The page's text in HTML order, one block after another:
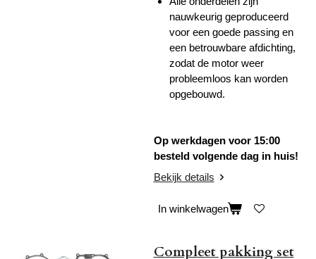
nauwkeurig geproduceerd
voor een goede passing en
een betrouwbare afdichting,
zodat de motor weer
probleemloos kan worden
opgebouwd.
Op werkdagen voor 15:00
besteld volgende dag in huis!
Bekijk details
In winkelwagen
Compleet pakking set